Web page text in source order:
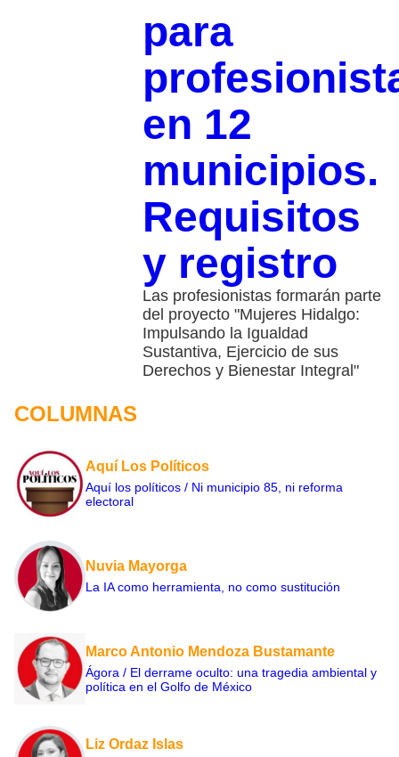
para
en 12
municipios.
Requisitos
y registro
Las profesionistas formarán parte
del proyecto "Mujeres Hidalgo:
Impulsando la Igualdad
Sustantiva, Ejercicio de sus
Derechos y Bienestar Integral"
COLUMNAS
Aquí Los Políticos
Aquí los políticos / Ni municipio 85, ni reforma
electoral
Nuvia Mayorga
La IA como herramienta, no como sustitución
Marco Antonio Mendoza Bustamante
Ágora / El derrame oculto: una tragedia ambiental y
política en el Golfo de México
Liz Ordaz Islas